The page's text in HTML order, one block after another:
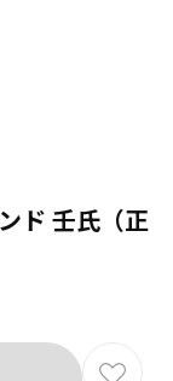
ド 壬氏（正